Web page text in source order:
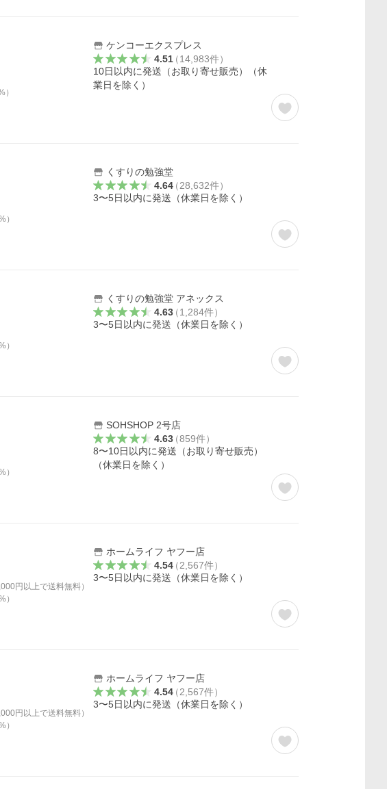
）
ケンコーエクスプレス
4.51（14,983件）
10日以内に発送（お取り寄せ販売）（休
業日を除く）
）
くすりの勉強堂
4.64（28,632件）
3〜5日以内に発送（休業日を除く）
）
くすりの勉強堂 アネックス
4.63（1,284件）
3〜5日以内に発送（休業日を除く）
）
SOHSHOP 2号店
4.63（859件）
8〜10日以内に発送（お取り寄せ販売）
（休業日を除く）
円以上で送料無料）
）
ホームライフ ヤフー店
4.54（2,567件）
3〜5日以内に発送（休業日を除く）
円以上で送料無料）
）
ホームライフ ヤフー店
4.54（2,567件）
3〜5日以内に発送（休業日を除く）